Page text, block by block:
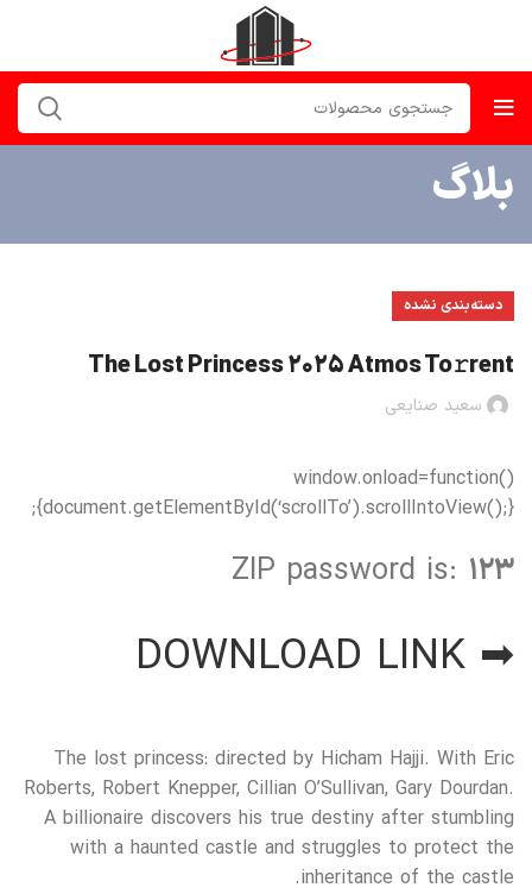
بلاگ
دسته‌بندی نشده
The Lost Princess 2025 Atmos To𝚛rent
سعید صنایعی
window.onload=function()
{document.getElementById(‘scrollTo’).scrollIntoView();};
ZIP password is: 123
➡ DOWNLOAD LINK
The lost princess: directed by Hicham Hajji. With Eric
Roberts, Robert Knepper, Cillian O’Sullivan, Gary Dourdan.
A billionaire discovers his true destiny after stumbling
with a haunted castle and struggles to protect the
inheritance of the castle.